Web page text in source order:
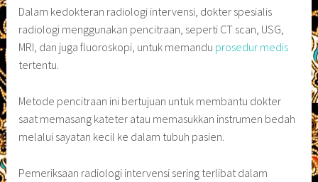
Dalam kedokteran radiologi intervensi, dokter spesialis
radiologi menggunakan pencitraan, seperti CT scan, USG,
MRI, dan juga fluoroskopi, untuk memandu prosedur medis
tertentu.
Metode pencitraan ini bertujuan untuk membantu dokter
saat memasang kateter atau memasukkan instrumen bedah
melalui sayatan kecil ke dalam tubuh pasien.
Pemeriksaan radiologi intervensi sering terlibat dalam